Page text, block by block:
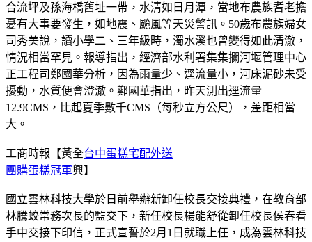
合流坪及孫海橋舊址一帶，水清如日月潭，當地布農族耆老擔
憂有大事要發生，如地震、颱風等天災警訊。50歲布農族婦女
司秀美說，讀小學二、三年級時，濁水溪也曾變得如此清澈，
情況相當罕見。報導指出，經濟部水利署集集攔河堰管理中心
正工程司鄭國華分析，因為雨量少、逕流量小，河床泥砂未受
擾動，水質便會澄澈。鄭國華指出，昨天測出逕流量
12.9CMS，比起夏季數千CMS（每秒立方公尺），差距相當
大。
工商時報【黃全台中蛋糕宅配外送
團購蛋糕冠軍興】
國立雲林科技大學於日前舉辦新卸任校長交接典禮，在教育部
林騰蛟常務次長的監交下，新任校長楊能舒從卸任校長侯春看
手中交接下印信，正式宣誓於2月1日就職上任，成為雲林科技